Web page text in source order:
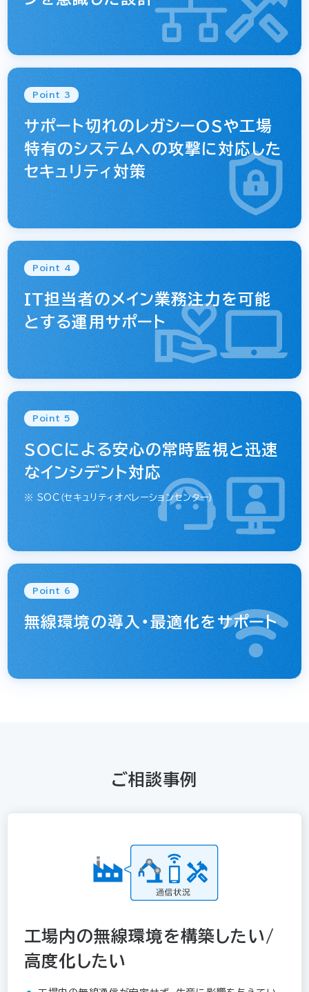
Point 3
サポート切れのレガシーOSや工場
特有のシステムへの攻撃に対応した
セキュリティ対策
Point 4
IT担当者のメイン業務注力を可能
とする運用サポート
Point 5
SOCによる安心の常時監視と迅速
なインシデント対応
※ SOC（セキュリティオペレーションセンター）
Point 6
無線環境の導入・最適化をサポート
ご相談事例
工場内の無線環境を構築したい/
高度化したい